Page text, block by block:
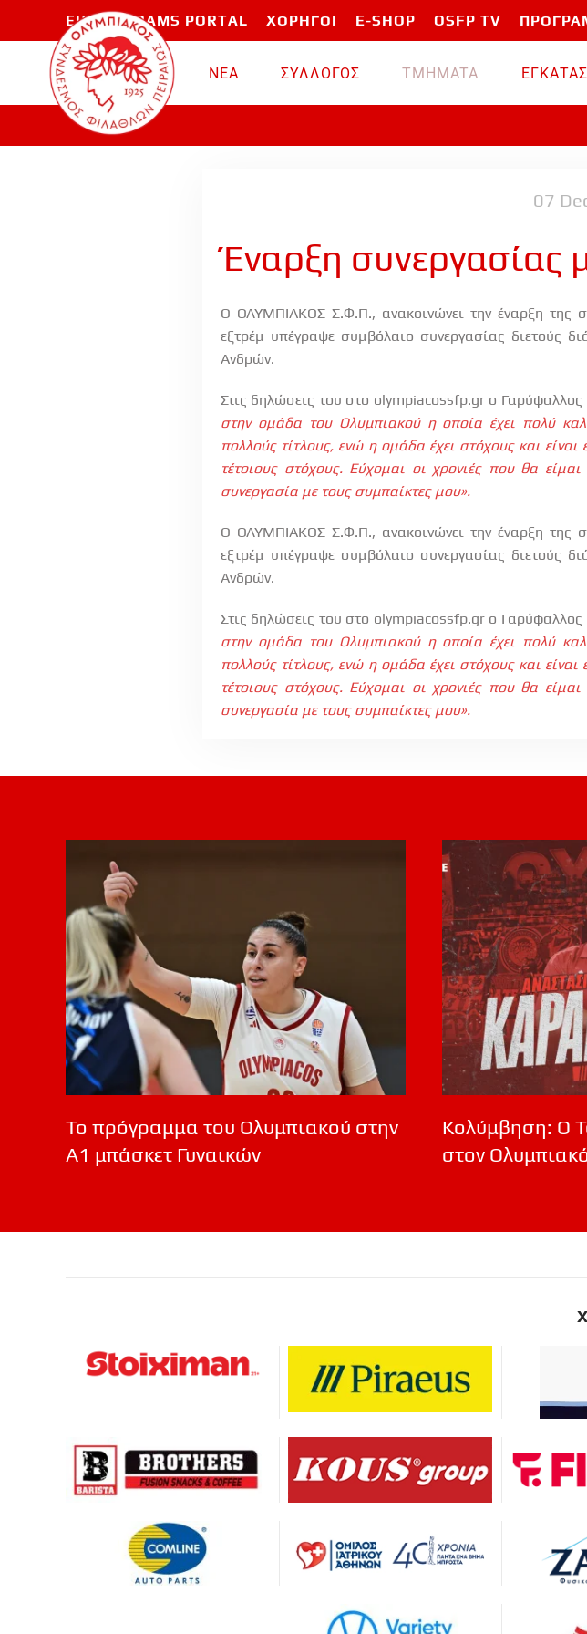
Skip to main content
EU PROGRAMS PORTAL ΧΟΡΗΓΟΙ E-SHOP OSFP TV
ΝΕΑ ΣΥΛΛΟΓΟΣ TMHMATA
07
Έναρξη συνεργασίας
Ο ΟΛΥΜΠΙΑΚΟΣ Σ.Φ.Π., ανακοινώνει την έναρξη της
εξτρέμ υπέγραψε συμβόλαιο συνεργασίας διετούς
Ανδρών.
Στις δηλώσεις του στο olympiacossfp.grο Γαρύφαλλος
στην ομάδα του Ολυμπιακού η οποία έχει πολύ
πολλούς τίτλους, ενώ η ομάδα έχει στόχους και
τέτοιους στόχους. Εύχομαι οι χρονιές που θα
συνεργασία με τους συμπαίκτες μου».
Ο ΟΛΥΜΠΙΑΚΟΣ Σ.Φ.Π., ανακοινώνει την έναρξη της
εξτρέμ υπέγραψε συμβόλαιο συνεργασίας διετούς
Ανδρών.
Στις δηλώσεις του στο olympiacossfp.grο Γαρύφαλλος
στην ομάδα του Ολυμπιακού η οποία έχει πολύ
πολλούς τίτλους, ενώ η ομάδα έχει στόχους και
τέτοιους στόχους. Εύχομαι οι χρονιές που θα
συνεργασία με τους συμπαίκτες μου».
Το πρόγραμμα του Ολυμπιακού στην
Α1 μπάσκετ Γυναικών
Κολύμβηση: Ο
στον